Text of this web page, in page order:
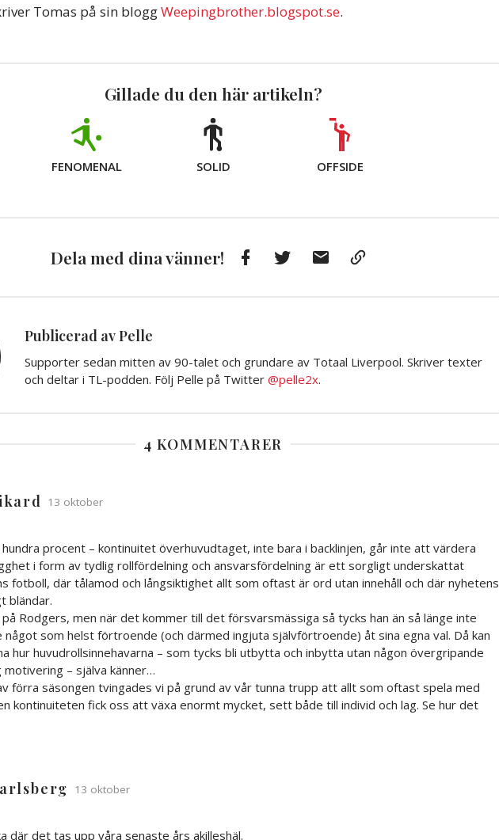
Tomas på sin bloggWeepingbrother.blogspot.se.
Gillade du den här artikeln?
FENOMENAL SOLID OFFSIDE
Dela med dina vänner! FacebookTwitter
post
Publicerad av Pelle
Supporter sedan mitten av 90-talet och grundare av Totaal Liverpool. Skriver texter
och deltar i TL-podden. Följ Pelle på Twitter @pelle2x.
4 KOMMENTARER
13 oktober
procent – kontinuitet överhuvudtaget, inte bara i backlinjen, går inte att värdera
i form av tydlig rollfördelning och ansvarsfördelning är ett sorgligt underskattat
fotboll, där tålamod och långsiktighet allt som oftast är ord utan innehåll och där nyhetens
bländar.
på Rodgers, men när det kommer till det försvarsmässiga så tycks han än så länge inte
något som helst förtroende (och därmed ingjuta självförtroende) åt sina egna val. Då kan
hur huvudrollsinnehavarna – som tycks bli utbytta och inbytta utan någon övergripande
motivering – själva känner…
förra säsongen tvingades vi på grund av vår tunna trupp att allt som oftast spela med
kontinuiteten fick oss att växa enormt mycket, sett både till individ och lag. Se hur det
13 oktober
där det tas upp våra senaste års akilleshäl.